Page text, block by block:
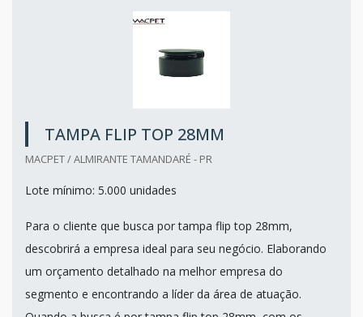
TAMPA FLIP TOP 28MM
MACPET / ALMIRANTE TAMANDARÉ - PR
Lote mínimo: 5.000 unidades
Para o cliente que busca por tampa flip top 28mm,
descobrirá a empresa ideal para seu negócio. Elaborando
um orçamento detalhado na melhor empresa do
segmento e encontrando a líder da área de atuação.